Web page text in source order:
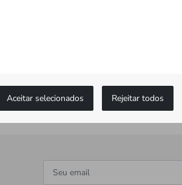
Aceitar selecionados Rejeitar todos